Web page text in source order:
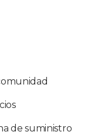
de suministro